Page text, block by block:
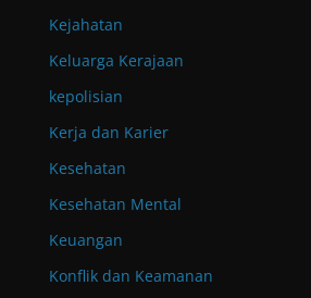
Kejahatan
Keluarga Kerajaan
kepolisian
Kerja dan Karier
Kesehatan
Kesehatan Mental
Keuangan
Konflik dan Keamanan